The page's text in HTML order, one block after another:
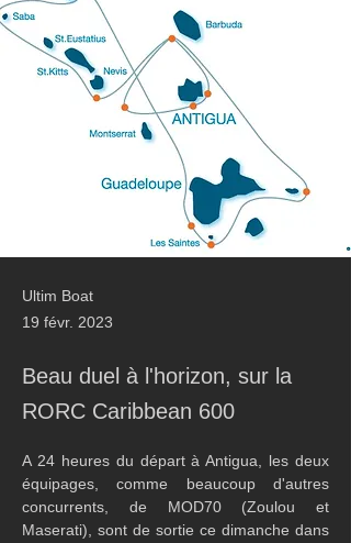
Ultim Boat
19 févr. 2023
Beau duel à l'horizon, sur la
RORC Caribbean 600
A 24 heures du départ à Antigua, les deux
équipages, comme beaucoup d'autres
concurrents, de MOD70 (Zoulou et
Maserati), sont de sortie ce dimanche dans